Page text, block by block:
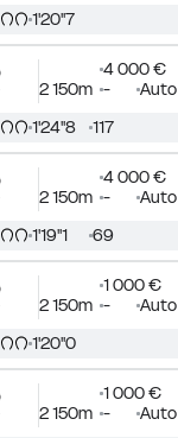
1'20''7
4 000 €
2 150m - Auto
1'24''8 117
4 000 €
2 150m - Auto
1'19''1 69
1 000 €
2 150m - Auto
1'20''0
1 000 €
2 150m - Auto